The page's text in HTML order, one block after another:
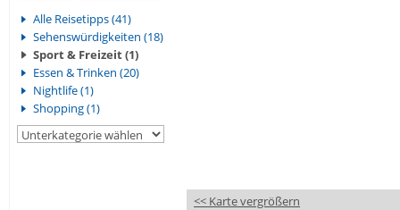
Alle Reisetipps (41)
Sehenswürdigkeiten (18)
Sport & Freizeit (1)
Essen & Trinken (20)
Nightlife (1)
Shopping (1)
<< Karte vergrößern